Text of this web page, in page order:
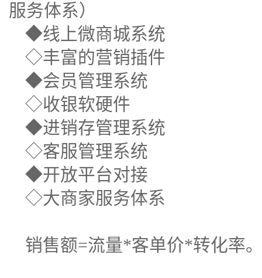
服务体系）
◆线上微商城系统
◇丰富的营销插件
◆会员管理系统
◇收银软硬件
◆进销存管理系统
◇客服管理系统
◆开放平台对接
◇大商家服务体系
销售额=流量*客单价*转化率